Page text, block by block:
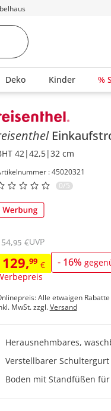
Deko Kinder %
der Seitenleiste
42|42,5|32 cm
: 45020321
0/5
129,99 € - 16%
,95 €UVP
Alle etwaigen
MwSt. zzgl.Versand
Herausnehmbares,
Verstellbarer Schultergurt
Boden mit Standfüßen